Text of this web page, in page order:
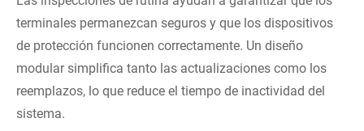
terminales permanezcan seguros y que los dispositivos
de protección funcionen correctamente. Un diseño
modular simplifica tanto las actualizaciones como los
reemplazos, lo que reduce el tiempo de inactividad del
sistema.